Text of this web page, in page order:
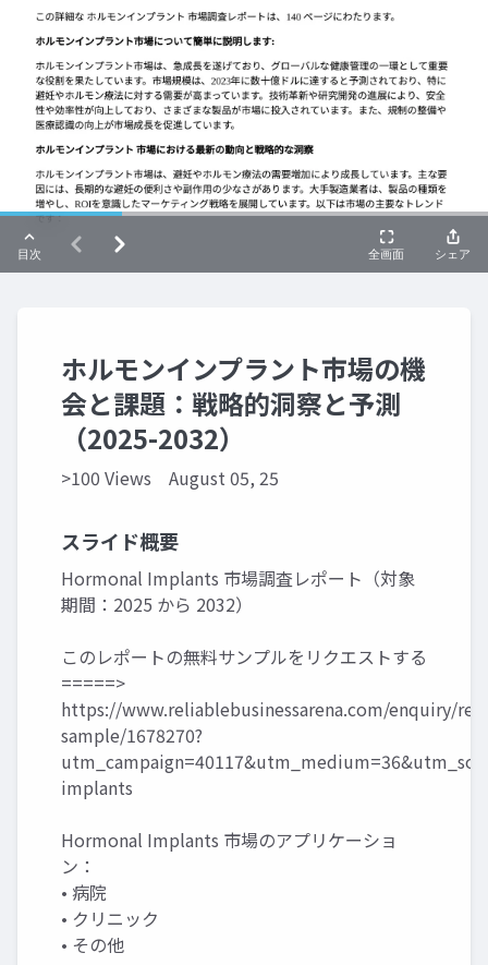
ホルモンインプラント市場の機
会と課題：戦略的洞察と予測
（2025-2032）
>100 Views August 05, 25
スライド概要
Hormonal Implants 市場調査レポート（対象
期間：2025 から 2032）
このレポートの無料サンプルをリクエストする
=====>
https://www.reliablebusinessarena.com/enquiry/
sample/1678270?
implants
Hormonal Implants 市場のアプリケーショ
ン：
• 病院
• クリニック
• その他